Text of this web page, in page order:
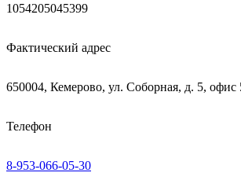
1054205045399
Фактический адрес
650004, Кемерово, ул. Соборная, д. 5, офис
Телефон
8-953-066-05-30